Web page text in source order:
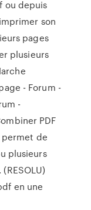
ou depuis
son
pages
plusieurs
- Forum -
-
PDF
de
plusieurs
en une